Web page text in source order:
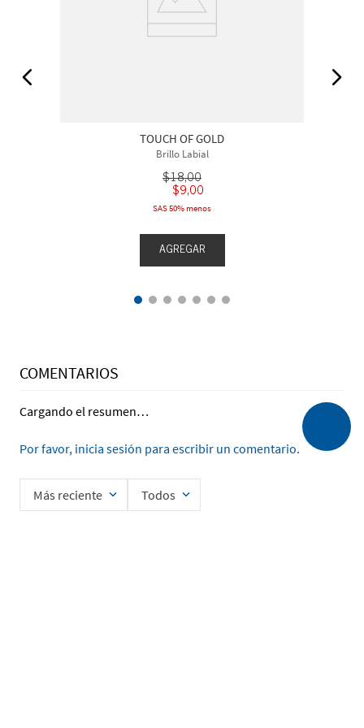
TOUCH OF GOLD
Brillo Labial
$18,00
$9,00
SAS 50% menos
AGREGAR
COMENTARIOS
Cargando el resumen…
Por favor, inicia sesión para escribir un comentario.
Más reciente Todos